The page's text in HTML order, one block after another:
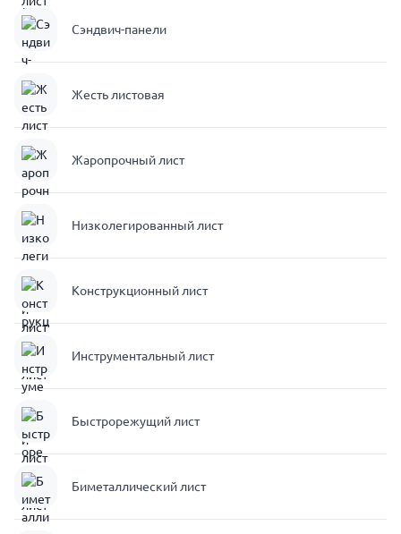
Сэндвич-панели
Жесть листовая
Жаропрочный лист
Низколегированный лист
Конструкционный лист
Инструментальный лист
Быстрорежущий лист
Биметаллический лист